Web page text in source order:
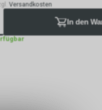
Versandkosten
In den